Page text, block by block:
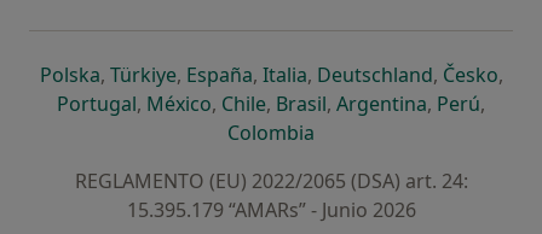
Polskase abre en una nueva pestaña
, Türkiyese abre en una nueva pestaña
, Españase abre en una nueva pestaña
, Italiase abre en una nueva
, Deutschlandse abre en
, Českose
,
Portugalse abre en una nueva pestaña
, Méxicose abre en una nueva pestaña
, Chilese abre en una nueva pestaña
, Brasilse abre en una nueva
, Argentinase abre en
, Perúse
,
Colombia
REGLAMENTO (EU) 2022/2065 (DSA) art. 24:
15.395.179 “AMARs” - Junio 2026